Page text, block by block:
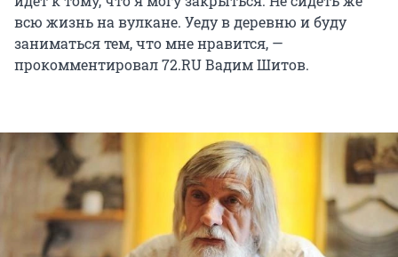
всю жизнь на вулкане. Уеду в деревню и буду
заниматься тем, что мне нравится, —
прокомментировал 72.RU Вадим Шитов.